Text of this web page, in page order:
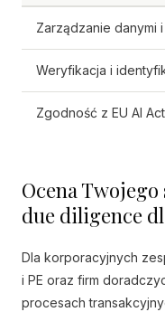
Zarządzanie danymi
Weryfikacja i
Zgodność z EU AI Act
Ocena
due diligence
Dla korporacyjnych
i PE oraz firm
procesach